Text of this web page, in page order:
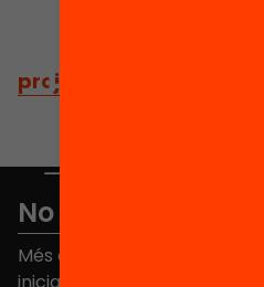
projectes
No et perdis res
Més de 40.000 persones ja
iniciatives, propostes i